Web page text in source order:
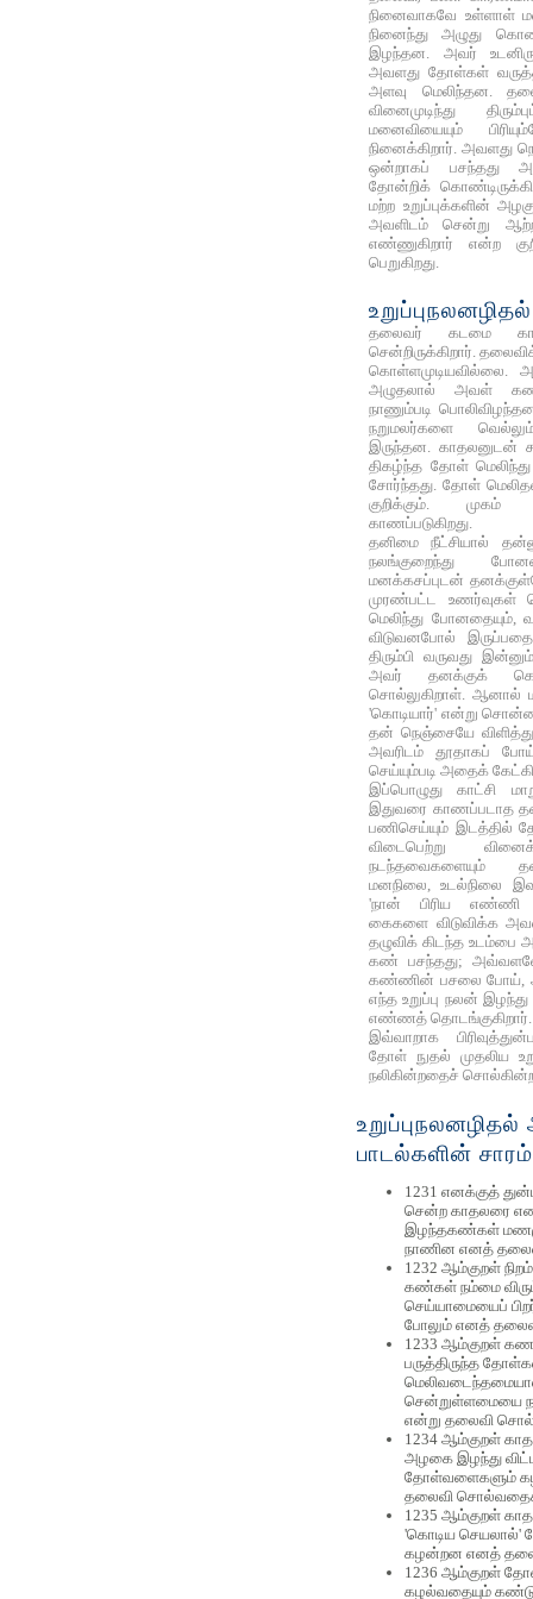
நினைவாகவே உள்ளாள்
நினைந்து அழுது
இழந்தன. அவர்
அவளது தோள்கள்
அளவு மெலிந்தன.
வினைமுடிந்து
மனைவியையும்
நினைக்கிறார். அவளது
ஒன்றாகப் பசந்தது
தோன்றிக்
மற்ற உறுப்புக்களின்
அவளிடம் சென்று
எண்ணுகிறார் என்ற
பெறுகிறது.
உறுப்புநலனழிதல்
தலைவர் கடமை
சென்றிருக்கிறார்.
கொள்ளமுடியவில்லை.
அழுதலால் அவள்
நாணும்படி
நறுமலர்களை
இருந்தன. காதலனுடன்
திகழ்ந்த தோள்
சோர்ந்தது. தோள்
குறிக்கும். முகம்
காணப்படுகிறது.
தனிமை நீட்சியால்
நலங்குறைந்து
மனக்கசப்புடன்
முரண்பட்ட உணர்வுகள்
மெலிந்து போனதையும்,
விடுவனபோல்
திரும்பி வருவது
அவர் தனக்குக்
சொல்லுகிறாள்.
'கொடியார்' என்று
தன் நெஞ்சையே
அவரிடம் தூதாகப்
செய்யும்படி அதைக்
இப்பொழுது காட்சி
இதுவரை காணப்படாத
பணிசெய்யும் இடத்தில்
விடைபெற்று
நடந்தவைகளையும்
மனநிலை, உடல்நிலை
'நான் பிரிய எண்ணி
கைகளை விடுவிக்க
தழுவிக் கிடந்த
கண் பசந்தது; அவ்வளவே
கண்ணின் பசலை போய்,
எந்த உறுப்பு நலன்
எண்ணத் தொடங்குகிறார்.
இவ்வாறாக
தோள் நுதல் முதலிய
நலிகின்றதைச்
உறுப்புநலனழிதல்
பாடல்களின்
1231 எனக்குத்
சென்ற காதலரை
இழந்தகண்கள்
நாணின எனத்
1232 ஆம்குறள் நிறம்
கண்கள் நம்மை
செய்யாமையைப்
போலும் எனத்
1233 ஆம்குறள்
பருத்திருந்த
சென்றுள்ளமையை
என்று தலைவி
1234 ஆம்குறள்
அழகை இழந்து
தோள்வளைகளும்
தலைவி சொல்வதைக்
1235 ஆம்குறள்
'கொடிய செயலால்'
கழன்றன எனத்
1236 ஆம்குறள்
கழல்வதையும்